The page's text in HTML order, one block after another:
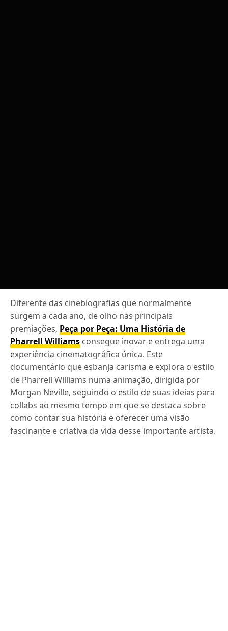
Diferente das cinebiografias que normalmente
surgem a cada ano, de olho nas principais
premiações, Peça por Peça: Uma História de
Pharrell Williams consegue inovar e entrega uma
experiência cinematográfica única. Este
documentário que esbanja carisma e explora o estilo
de Pharrell Williams numa animação, dirigida por
Morgan Neville, seguindo o estilo de suas ideias para
collabs ao mesmo tempo em que se destaca sobre
como contar sua história e oferecer uma visão
fascinante e criativa da vida desse importante artista.